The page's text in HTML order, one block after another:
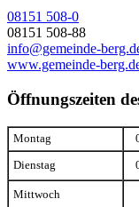
08151 508-0
08151 508-88
info@gemeinde-
www.gemeinde-
Öffnungszeiten
Montag
Dienstag
Mittwoch